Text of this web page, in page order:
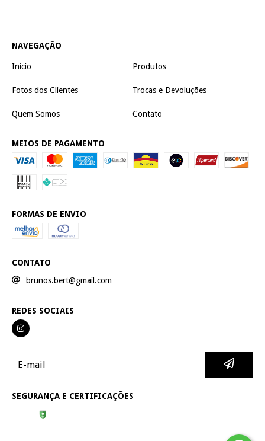
NAVEGAÇÃO
Início Produtos
Fotos dos Clientes Trocas e Devoluções
Quem Somos Contato
MEIOS DE PAGAMENTO
FORMAS DE ENVIO
CONTATO
brunos.bert@gmail.com
REDES SOCIAIS
SEGURANÇA E CERTIFICAÇÕES